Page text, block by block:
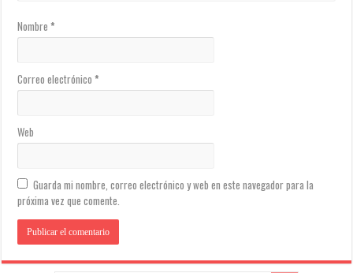
Nombre*
Correo electrónico*
Web
Guarda mi nombre, correo electrónico y web en este navegador para la
próxima vez que comente.